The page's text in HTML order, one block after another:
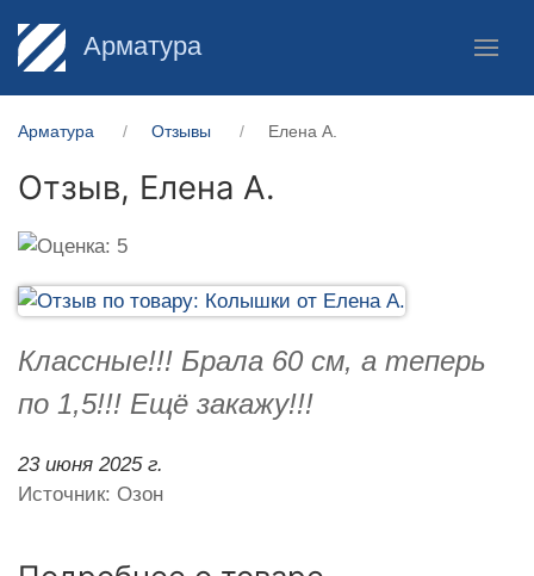
Арматура
Арматура Отзывы Елена А.
Отзыв, Елена А.
Классные!!! Брала 60 см, а теперь
по 1,5!!! Ещё закажу!!!
23 июня 2025 г.
Источник: Озон